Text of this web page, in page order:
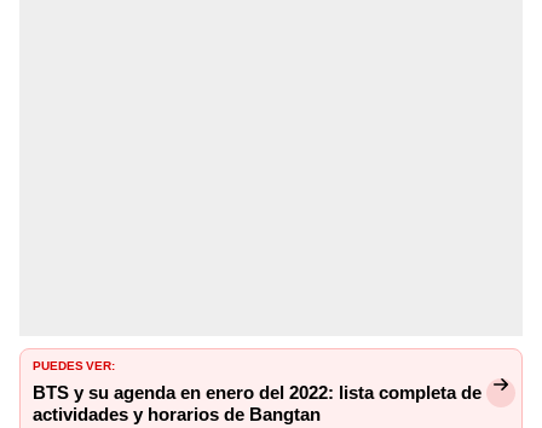
PUEDES VER:
BTS y su agenda en enero del 2022: lista completa de
actividades y horarios de Bangtan